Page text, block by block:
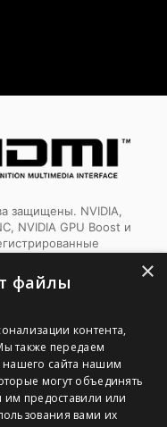
защищены. NVIDIA,
NVIDIA GPU Boost и
права
владельцев.
Multimedia Interface,
являются
товарными
Inc.
приведенной на сайте
изделия.
×
файлы
контента,
также передаем
сайта нашим
могут объединять
предоставили или
вами их